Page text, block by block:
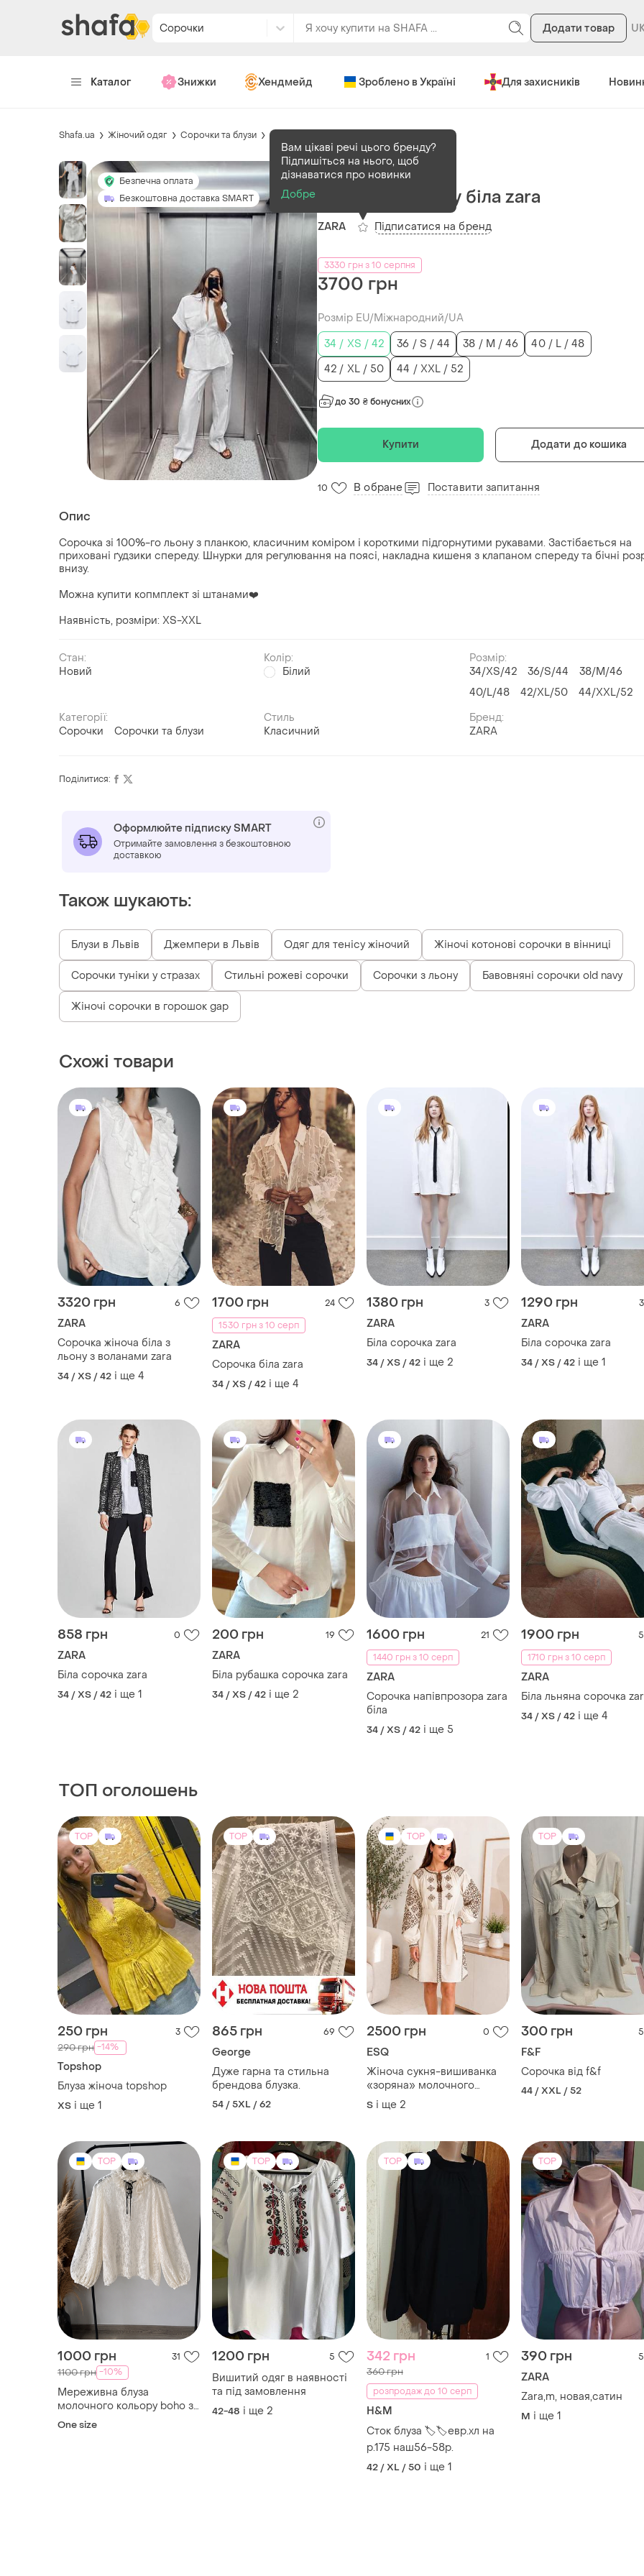
Сорочки Додати товар
Каталог Знижки Хендмейд Зроблено в Україні Для захисників
Shafa.ua Жіночий одяг Сорочки та блузи Сорочки
Безпечна оплата
Безкоштовна доставка SMART
В наявності10 шт
Сорочка з льону біла zara
ZARA
Вам цікаві речі цього бренду?
Підпишіться на нього, щоб
дізнаватися про новинки
Добре
Підписатися на бренд
3330 грн з 10 серпня
3700 грн
Розмір EU/Міжнародний/UA
34 / XS / 42
36 / S / 44 38 / M / 46
40 / L / 48
42 / XL / 50
44 / XXL / 52
до 30 ₴ бонусних
Купити Додати до кошика
10 В обране Поставити запитання
Опис
Сорочка зі 100%-го льону з планкою, класичним коміром і короткими підгорнутими рукавами. Застібається на
приховані ґудзики спереду. Шнурки для регулювання на поясі, накладна кишеня з клапаном спереду та бічні
внизу.
Можна купити копмплект зі штанами❤️
Наявність, розміри: XS-XXL
Стан:
Новий
Колір:
Білий
Розмір:
34/XS/42
36/S/44
38/M/46
40/L/48
42/XL/50
44/XXL/52
Категорії:
Сорочки
Сорочки та блузи
Стиль
Класичний
Бренд:
ZARA
Поділитися:
Оформлюйте підписку SMART
Отримайте замовлення з безкоштовною
доставкою
Також шукають:
Блузи в Львів Джемпери в Львів Одяг для тенісу жіночий Жіночі котонові сорочки в вінниці
Сорочки туніки у стразах Стильні рожеві сорочки Сорочки з льону Бавовняні сорочки old navy
Жіночі сорочки в горошок gap
Схожі товари
3320 грн 6
ZARA
Сорочка жіноча біла з
льону з воланами zara
34 / XS / 42 і ще 4
1700 грн
24
1530 грн з 10 серп
ZARA
Сорочка біла zara
34 / XS / 42 і ще 4
1380 грн 3
ZARA
Біла сорочка zara
34 / XS / 42 і ще 2
1290 грн 3
ZARA
Біла сорочка zara
34 / XS / 42 і ще 1
858 грн 0
ZARA
Біла сорочка zara
34 / XS / 42 і ще 1
200 грн 19
ZARA
Біла рубашка сорочка zara
34 / XS / 42 і ще 2
1600 грн
21
1440 грн з 10 серп
ZARA
Сорочка напівпрозора zara
біла
34 / XS / 42 і ще 5
1900 грн
5
1710 грн з 10 серп
ZARA
Біла льняна сорочка
34 / XS / 42 і ще 4
ТОП оголошень
TOP
250 грн 3
290 грн -14%
Topshop
Блуза жіноча topshop
ХS і ще 1
TOP
865 грн 69
George
Дуже гарна та стильна
брендова блузка.
54 / 5XL / 62
TOP
2500 грн 0
ESQ
Жіноча сукня-вишиванка
«зоряна» молочного
кольору
S і ще 2
TOP
300 грн 5
F&F
Сорочка від f&f
44 / XXL / 52
TOP
1000 грн 31
1100 грн -10%
Мереживна блуза
молочного кольору bohо з
об'ємними рукавами
One size
TOP
1200 грн 5
Вишитий одяг в наявності
та під замовлення
42-48 і ще 2
TOP
342 грн 1
360 грн
розпродаж до 10 серп
H&M
Сток блуза 🏷🏷евр.хл на
р.175 наш56-58р.
42 / XL / 50 і ще 1
TOP
390 грн 5
ZARA
Zara,m, новая,сатин
M і ще 1